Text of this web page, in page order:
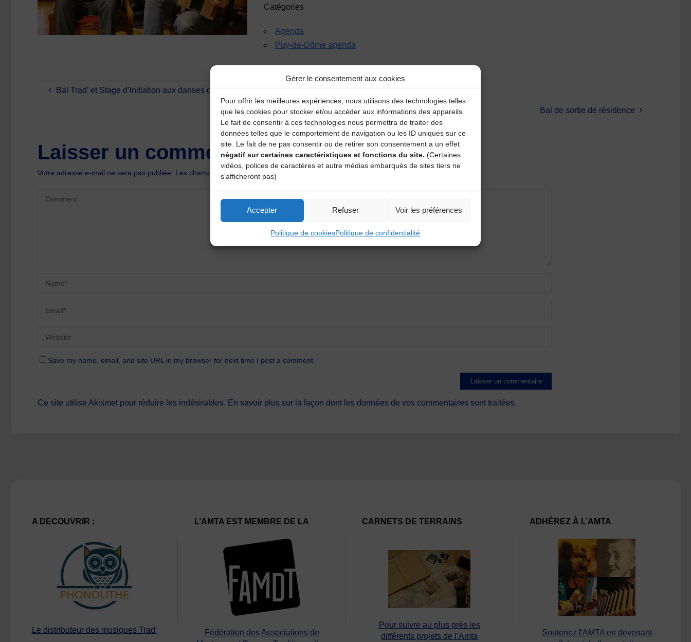
Gérer le consentement aux cookies
Pour offrir les meilleures expériences, nous utilisons des technologies telles
que les cookies pour stocker et/ou accéder aux informations des appareils.
Le fait de consentir à ces technologies nous permettra de traiter des
données telles que le comportement de navigation ou les ID uniques sur ce
site. Le fait de ne pas consentir ou de retirer son consentement a un effet
négatif sur certaines caractéristiques et fonctions du site. (Certaines
vidéos, polices de caractères et autre médias embarqués de sites tiers ne
s'afficheront pas)
Accepter Refuser Voir les préférences
Politique de cookiesPolitique de confidentialité
Catégories
Agenda
Puy-de-Dôme agenda
Bal Trad’ et Stage d’initiation aux danses de bal
Bal de sortie de résidence
Laisser un commentaire
Votre adresse e-mail ne sera pas publiée. Les champs obligatoires sont indiqués avec
Save my name, email, and site URL in my browser for next time I post a comment.
Ce site utilise Akismet pour réduire les indésirables. En savoir plus sur la façon dont les données de vos commentaires sont traitées.
A DECOUVRIR :
Le distributeur des musiques Trad'
L’AMTA EST MEMBRE DE LA
Fédération des Associations de
CARNETS DE TERRAINS
Pour suivre au plus près les
différents projets de l’Amta
ADHÉREZ À L’AMTA
Soutenez l'AMTA en devenant